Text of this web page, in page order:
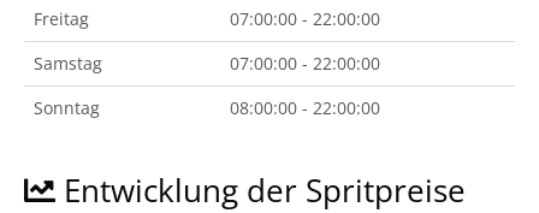
Freitag
07:00:00 - 22:00:00
Samstag
07:00:00 - 22:00:00
Sonntag
08:00:00 - 22:00:00
Entwicklung der Spritpreise